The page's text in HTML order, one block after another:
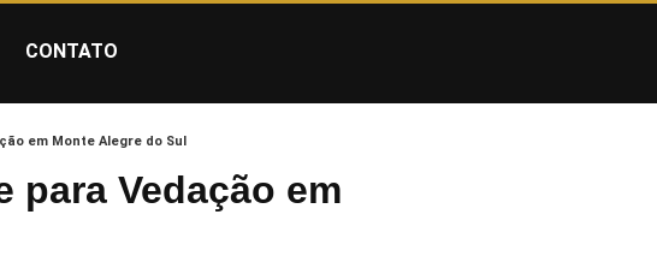
CONTATO
em Monte Alegre do Sul
para Vedação em